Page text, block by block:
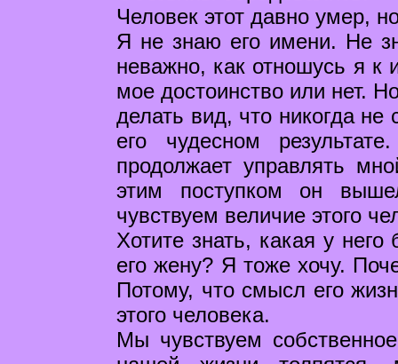
Человек этот давно умер,
Я не знаю его имени. Не
неважно, как отношусь я к
мое достоинство или нет.
делать вид, что никогда не
его чудесном
продолжает управлять
этим поступком он
чувствуем величие этого
Хотите знать, какая у
его жену? Я тоже хочу.
Потому, что смысл его
этого человека.
Мы чувствуем